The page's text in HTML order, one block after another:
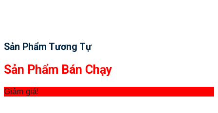
Sản Phẩm Tương Tự
Sản Phẩm Bán Chạy
Giảm giá!